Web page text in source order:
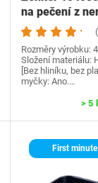
na pečení z
Rozměry výrobku:
Složení materiálu:
[Bez hliníku, bez
myčky: Ano.…
> 5
First minute